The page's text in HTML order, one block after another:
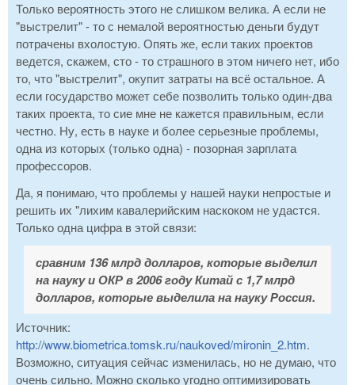
Только вероятность этого не слишком велика. А если не
"выстрелит" - то с немалой вероятностью деньги будут
потрачены вхолостую. Опять же, если таких проектов
ведется, скажем, сто - то страшного в этом ничего нет, ибо
то, что "выстрелит", окупит затраты на всё остальное. А
если государство может себе позволить только один-два
таких проекта, то сие мне не кажется правильным, если
честно. Ну, есть в науке и более серьезные проблемы,
одна из которых (только одна) - позорная зарплата
профессоров.
Да, я понимаю, что проблемы у нашей науки непростые и
решить их "лихим кавалерийским наскоком не удастся.
Только одна цифра в этой связи:
сравним 136 млрд долларов, которые выделил
на науку и ОКР в 2006 году Китай с 1,7 млрд
долларов, которые выделила на науку Россия.
Источник:
http://www.biometrica.tomsk.ru/naukoved/mironin_2.htm.
Возможно, ситуация сейчас изменилась, но не думаю, что
очень сильно. Можно сколько угодно оптимизировать